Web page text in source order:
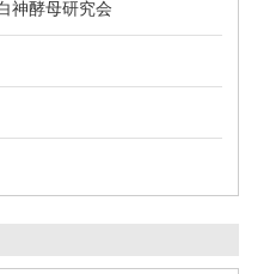
神酵母研究会